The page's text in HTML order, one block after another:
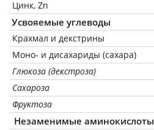
Цинк, Zn
Усвояемые углеводы
Крахмал и декстрины
Моно- и дисахариды (сахара)
Глюкоза (декстроза)
Сахароза
Фруктоза
Незаменимые аминокислоты